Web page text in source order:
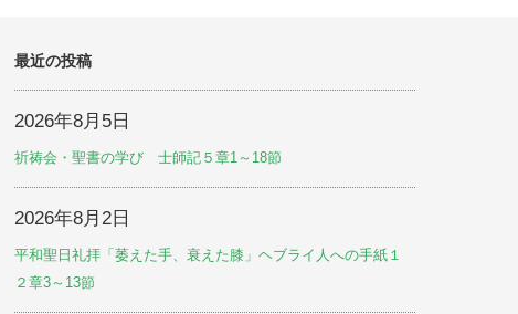
最近の投稿
2026年8月5日
祈祷会・聖書の学び 士師記５章1～18節
2026年8月2日
平和聖日礼拝「萎えた手、衰えた膝」ヘブライ人への手紙１
２章3～13節